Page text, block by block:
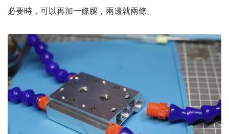
必要時，可以再加一條腿，兩邊就兩條。